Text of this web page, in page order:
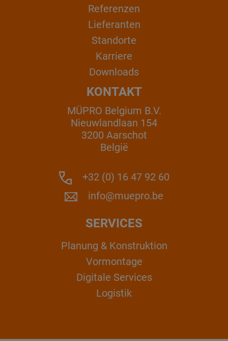
Referenzen
Lieferanten
Standorte
Karriere
Downloads
KONTAKT
MÜPRO Belgium B.V.
Nieuwlandlaan 154
3200 Aarschot
België
+32 (0) 16 47 92 60
info@muepro.be
SERVICES
Planung & Konstruktion
Vormontage
Digitale Services
Logistik